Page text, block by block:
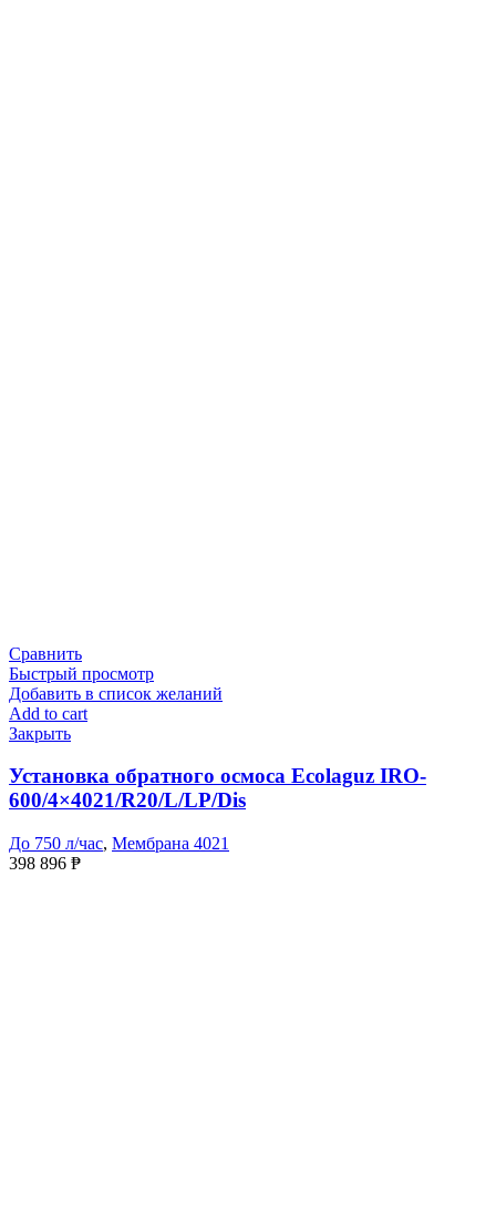
Сравнить
Быстрый просмотр
Добавить в список желаний
Add to cart
Закрыть
Установка обратного осмоса Ecolaguz IRO-
600/4×4021/R20/L/LP/Dis
До 750 л/час, Мембрана 4021
398 896 ₱